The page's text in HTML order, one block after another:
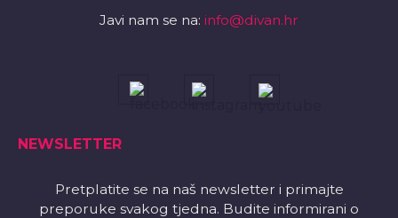
Javi nam se na: info@divan.hr
NEWSLETTER
Pretplatite se na naš newsletter i primajte
preporuke svakog tjedna. Budite informirani o